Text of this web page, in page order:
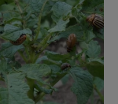
rechter tegen
Calantha
de rechtbank tegen de
een nieuw RNAi-insecticide.
door Europa, maar mag